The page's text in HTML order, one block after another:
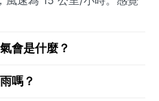
會是什麼？
嗎？